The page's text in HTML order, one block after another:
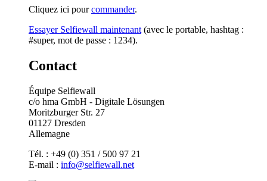
Cliquez ici pourcommander.
Essayer Selfiewall maintenant (avec le portable, hashtag :
#super, mot de passe : 1234).
Contact
Équipe Selfiewall
c/o hma GmbH - Digitale Lösungen
Moritzburger Str. 27
01127 Dresden
Allemagne
Tél. : +49 (0) 351 / 500 97 21
E-mail : info@selfiewall.net